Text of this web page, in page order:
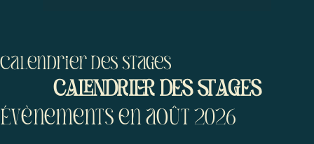
Calendrier des stages
CALENDRIER DES STAGES
Évènements en août 2026